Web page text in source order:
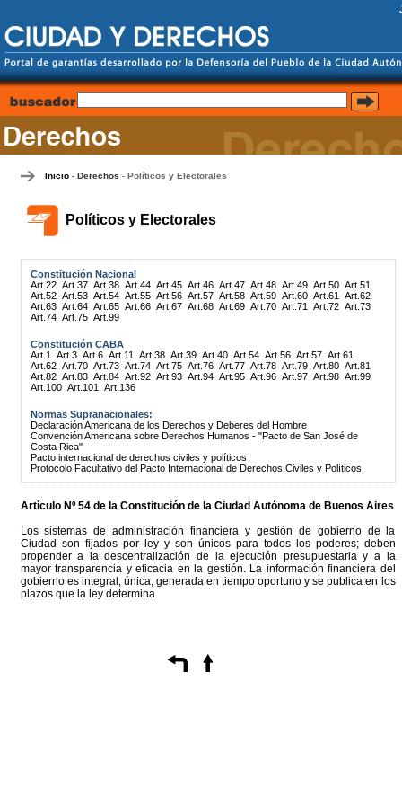
Inicio- Derechos - Políticos y Electorales
Políticos y Electorales
Constitución Nacional
Art.22 Art.37 Art.38 Art.44 Art.45 Art.46 Art.47 Art.48 Art.49 Art.50 Art.51
Art.52 Art.53 Art.54 Art.55 Art.56 Art.57 Art.58 Art.59 Art.60 Art.61
Art.62
Art.63 Art.64 Art.65 Art.66 Art.67 Art.68 Art.69 Art.70 Art.71 Art.72 Art.73
Art.74 Art.75 Art.99
Constitución CABA
Art.1
Art.3 Art.6 Art.11 Art.38 Art.39 Art.40 Art.54 Art.56 Art.57 Art.61
Art.62 Art.70 Art.73 Art.74 Art.75 Art.76 Art.77 Art.78 Art.79 Art.80 Art.81
Art.82 Art.83 Art.84 Art.92 Art.93 Art.94 Art.95 Art.96 Art.97 Art.98 Art.99
Art.100 Art.101 Art.136
Normas Supranacionales:
Declaración Americana de los Derechos y Deberes del Hombre
Convención Americana sobre Derechos Humanos - "Pacto de San José de
Costa Rica"
Pacto internacional de derechos civiles y políticos
Protocolo Facultativo del Pacto Internacional de Derechos Civiles y Políticos
Artículo Nº 54 de la Constituciónde la Ciudad Autónoma de Buenos Aires
Los sistemas de administración financiera y gestión de gobierno de la
Ciudad son fijados por ley y son únicos para todos los poderes; deben
propender a la descentralización de la ejecución presupuestaria y a la
mayor transparencia y eficacia en la gestión. La información financiera del
gobierno es integral, única, generada en tiempo oportuno y se publica en los
plazos que la ley determina.